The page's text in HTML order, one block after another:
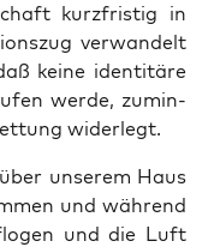
kurz­fris­tig in
ver­wan­delt
kei­ne iden­ti­tä­re
wer­de, zumin­
widerlegt.
unse­rem Haus
und wäh­rend
und die Luft